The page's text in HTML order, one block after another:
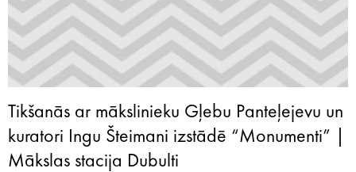
Tikšanās ar mākslinieku Gļebu Panteļejevu un
kuratori Ingu Šteimani izstādē “Monumenti” |
Mākslas stacija Dubulti